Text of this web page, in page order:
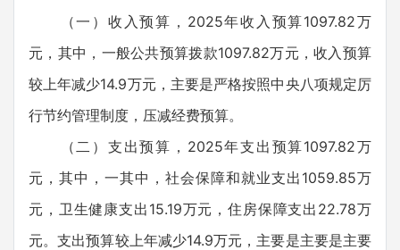
（一）收入预算，2025年收入预算1097.82万
元，其中，一般公共预算拨款1097.82万元，收入预算
较上年减少14.9万元，主要是严格按照中央八项规定厉
行节约管理制度，压减经费预算。
（二）支出预算，2025年支出预算1097.82万
元，其中，一其中，社会保障和就业支出1059.85万
元，卫生健康支出15.19万元，住房保障支出22.78万
元。支出预算较上年减少14.9万元，主要是主要是主要